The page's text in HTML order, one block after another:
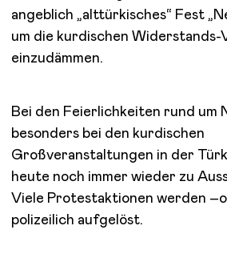
angeblich „alttürkisches“ Fest
um die kurdischen Widerstands-
einzudämmen.
Bei den Feierlichkeiten rund um
besonders bei den kurdischen
Großveranstaltungen in der
heute noch immer wieder zu
Viele Protestaktionen werden
polizeilich aufgelöst.